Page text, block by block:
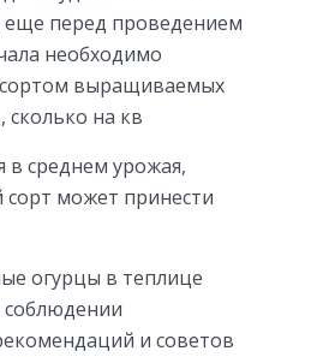
еще перед проведением
необходимо
сортом выращиваемых
сколько на кв
в среднем урожая,
может принести
огурцы в теплице
соблюдении
и советов